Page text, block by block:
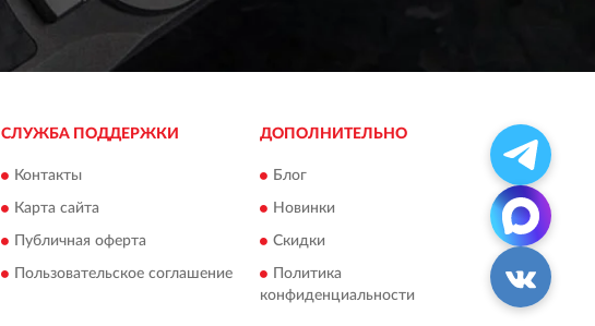
СЛУЖБА ПОДДЕРЖКИ
Контакты
Карта сайта
Публичная оферта
Пользовательское соглашение
ДОПОЛНИТЕЛЬНО
Блог
Новинки
Скидки
Политика
конфиденциальности